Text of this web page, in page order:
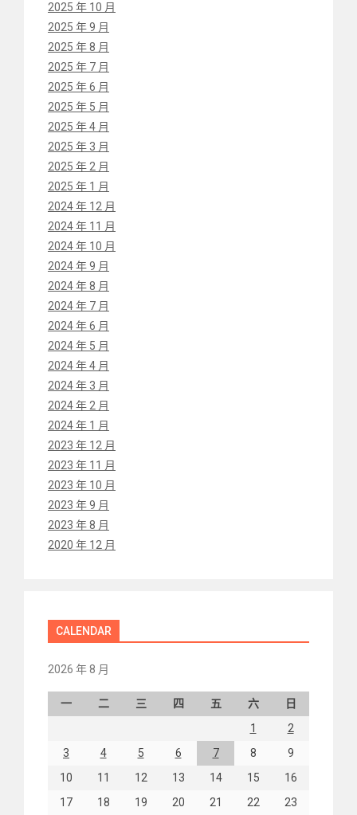
2025 年 10 月
2025 年 9 月
2025 年 8 月
2025 年 7 月
2025 年 6 月
2025 年 5 月
2025 年 4 月
2025 年 3 月
2025 年 2 月
2025 年 1 月
2024 年 12 月
2024 年 11 月
2024 年 10 月
2024 年 9 月
2024 年 8 月
2024 年 7 月
2024 年 6 月
2024 年 5 月
2024 年 4 月
2024 年 3 月
2024 年 2 月
2024 年 1 月
2023 年 12 月
2023 年 11 月
2023 年 10 月
2023 年 9 月
2023 年 8 月
2020 年 12 月
CALENDAR
2026 年 8 月
一 二 三 四 五 六
日
1
2
3
4 5 6 7 8
9
10
11 12 13 14 15
16
17
18 19 20 21 22 23